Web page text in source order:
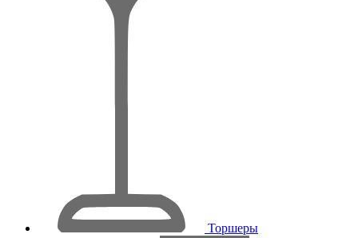
Торшеры